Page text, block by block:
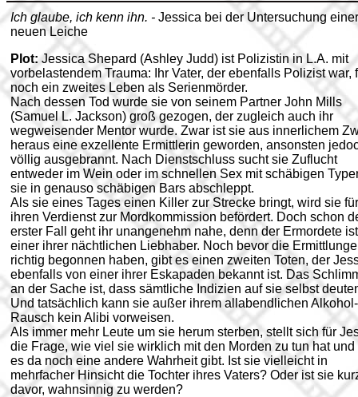
Ich glaube, ich kenn ihn. - Jessica bei der Untersuchung einer
neuen Leiche
Plot:Jessica Shepard (Ashley Judd) ist Polizistin in L.A. mit
vorbelastendem Trauma: Ihr Vater, der ebenfalls Polizist war,
noch ein zweites Leben als Serienmörder.
Nach dessen Tod wurde sie von seinem Partner John Mills
(Samuel L. Jackson) groß gezogen, der zugleich auch ihr
wegweisender Mentor wurde. Zwar ist sie aus innerlichem
heraus eine exzellente Ermittlerin geworden, ansonsten
völlig ausgebrannt. Nach Dienstschluss sucht sie Zuflucht
entweder im Wein oder im schnellen Sex mit schäbigen
sie in genauso schäbigen Bars abschleppt.
Als sie eines Tages einen Killer zur Strecke bringt, wird sie für
ihren Verdienst zur Mordkommission befördert. Doch schon
erster Fall geht ihr unangenehm nahe, denn der Ermordete ist
einer ihrer nächtlichen Liebhaber. Noch bevor die
richtig begonnen haben, gibt es einen zweiten Toten, der
ebenfalls von einer ihrer Eskapaden bekannt ist. Das
an der Sache ist, dass sämtliche Indizien auf sie selbst
Und tatsächlich kann sie außer ihrem allabendlichen Alkohol-
Rausch kein Alibi vorweisen.
Als immer mehr Leute um sie herum sterben, stellt sich für
die Frage, wie viel sie wirklich mit den Morden zu tun hat und
es da noch eine andere Wahrheit gibt. Ist sie vielleicht in
mehrfacher Hinsicht die Tochter ihres Vaters? Oder ist sie
davor, wahnsinnig zu werden?